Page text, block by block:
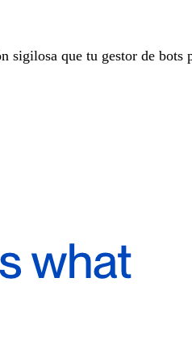
sigilosa que tu gestor de bots